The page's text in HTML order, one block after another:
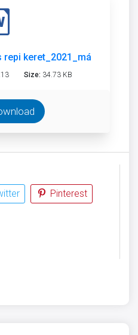
keret_2021_március.docx
Size: 34.73 KB
Pinterest